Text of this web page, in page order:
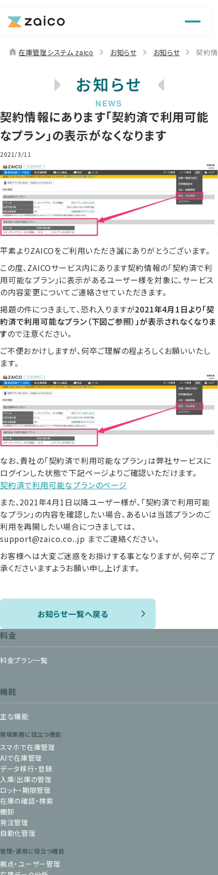
機能
お役立ち情報
home 在庫管理システム zaico お知らせ お知らせ 契約
お知らせ
契約情報にあります「契約済で利用可能
なプラン」の表示がなくなります
2021/3/11
平素よりZAICOをご利用いただき誠にありがとうございます。
この度、ZAICOサービス内にあります契約情報の「契約済で利
用可能なプラン」に表示があるユーザー様を対象に、サービス
の内容変更についてご連絡させていただきます。
掲題の件につきまして、恐れ入りますが2021年4月1日より「契
約済で利用可能なプラン（下図ご参照）」が表示されなくなりま
すので注意ください。
ご不便おかけしますが、何卒ご理解の程よろしくお願いいたし
ます。
なお、貴社の「契約済で利用可能なプラン」は弊社サービスに
ログインした状態で下記ページよりご確認いただけます。
契約済で利用可能なプランのページ
また、2021年4月1日以降ユーザー様が、「契約済で利用可能
なプラン」の内容を確認したい場合、あるいは当該プランのご
利用を再開したい場合につきましては、
support@zaico.co..jp までご連絡ください。
お客様へは大変ご迷惑をお掛けする事となりますが、何卒ご了
承くださいますようお願い申し上げます。
お知らせ一覧へ戻る
料金
料金プラン一覧
機能
主な機能
現場業務に役立つ機能
スマホで在庫管理
AIで在庫管理
データ移行・登録
入庫/出庫の管理
ロット・期限管理
在庫の確認・検索
棚卸
発注管理
自動化管理
管理・運用に役立つ機能
拠点・ユーザー管理